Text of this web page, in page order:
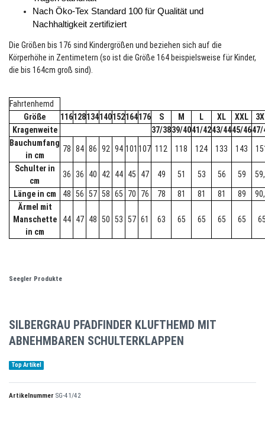
Nach Öko-Tex Standard 100 für Qualität und
Nachhaltigkeit zertifiziert
Die Größen bis 176 sind Kindergrößen und beziehen sich auf die
Körperhöhe in Zentimetern (so ist die Größe 164 beispielsweise für Kinder,
die bis 164cm groß sind).
Fahrtenhemd
Größe
116128134140152164176 S M L XL XXL
Kragenweite
37/3839/4041/4243/4445/4647/
Bauchumfang
in cm
78 84 86 92 94 101 107 112 118 124 133 143
Schulter in
cm
36 36 40 42 44 45 47 49 51 53 56 59
Länge in cm 48 56 57 58 65 70 76 78 81 81 81 89
Ärmel mit
Manschette
in cm
44 47 48 50 53 57 61 63 65 65 65 65
Seegler Produkte
SILBERGRAU PFADFINDER KLUFTHEMD MIT
ABNEHMBAREN SCHULTERKLAPPEN
Top Artikel
Artikelnummer SG-41/42